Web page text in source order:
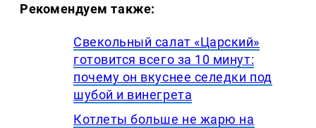
Рекомендуем также:
Свекольный салат «Царский»
готовится всего за 10 минут:
почему он вкуснее селедки под
шубой и винегрета
Котлеты больше не жарю на